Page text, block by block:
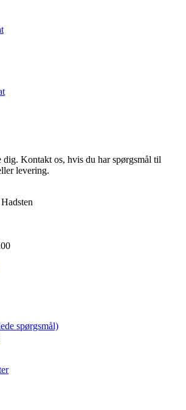
Kontakt os, hvis du har spørgsmål til
levering.
spørgsmål)